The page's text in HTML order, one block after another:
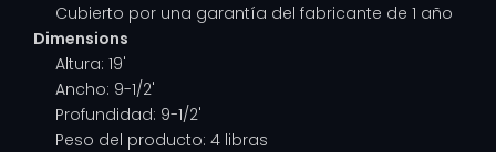
Cubierto por una garantía del fabricante de 1 año
Dimensions
Altura: 19'
Ancho: 9-1/2'
Profundidad: 9-1/2'
Peso del producto: 4 libras